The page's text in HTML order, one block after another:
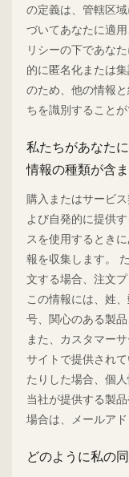
の定義は、管轄区
づいてあなたに適
リシーの下であな
的に匿名化または
のため、他の情報
ちを識別することが
私たちがあなた
情報の種類が含
購入またはサービ
よび自発的に提供
スを使用するとき
報を収集します。
文する場合、注文
この情報には、姓
号、関心のある製
また、カスタマー
サイトで提供され
たりした場合、個
当社が提供する製
場合は、メールア
どのように私の